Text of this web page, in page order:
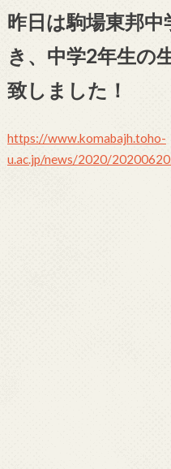
昨日は駒場東邦
き、中学2年生の
致しました！
https://www.komabajh.toho-
u.ac.jp/news/2020/